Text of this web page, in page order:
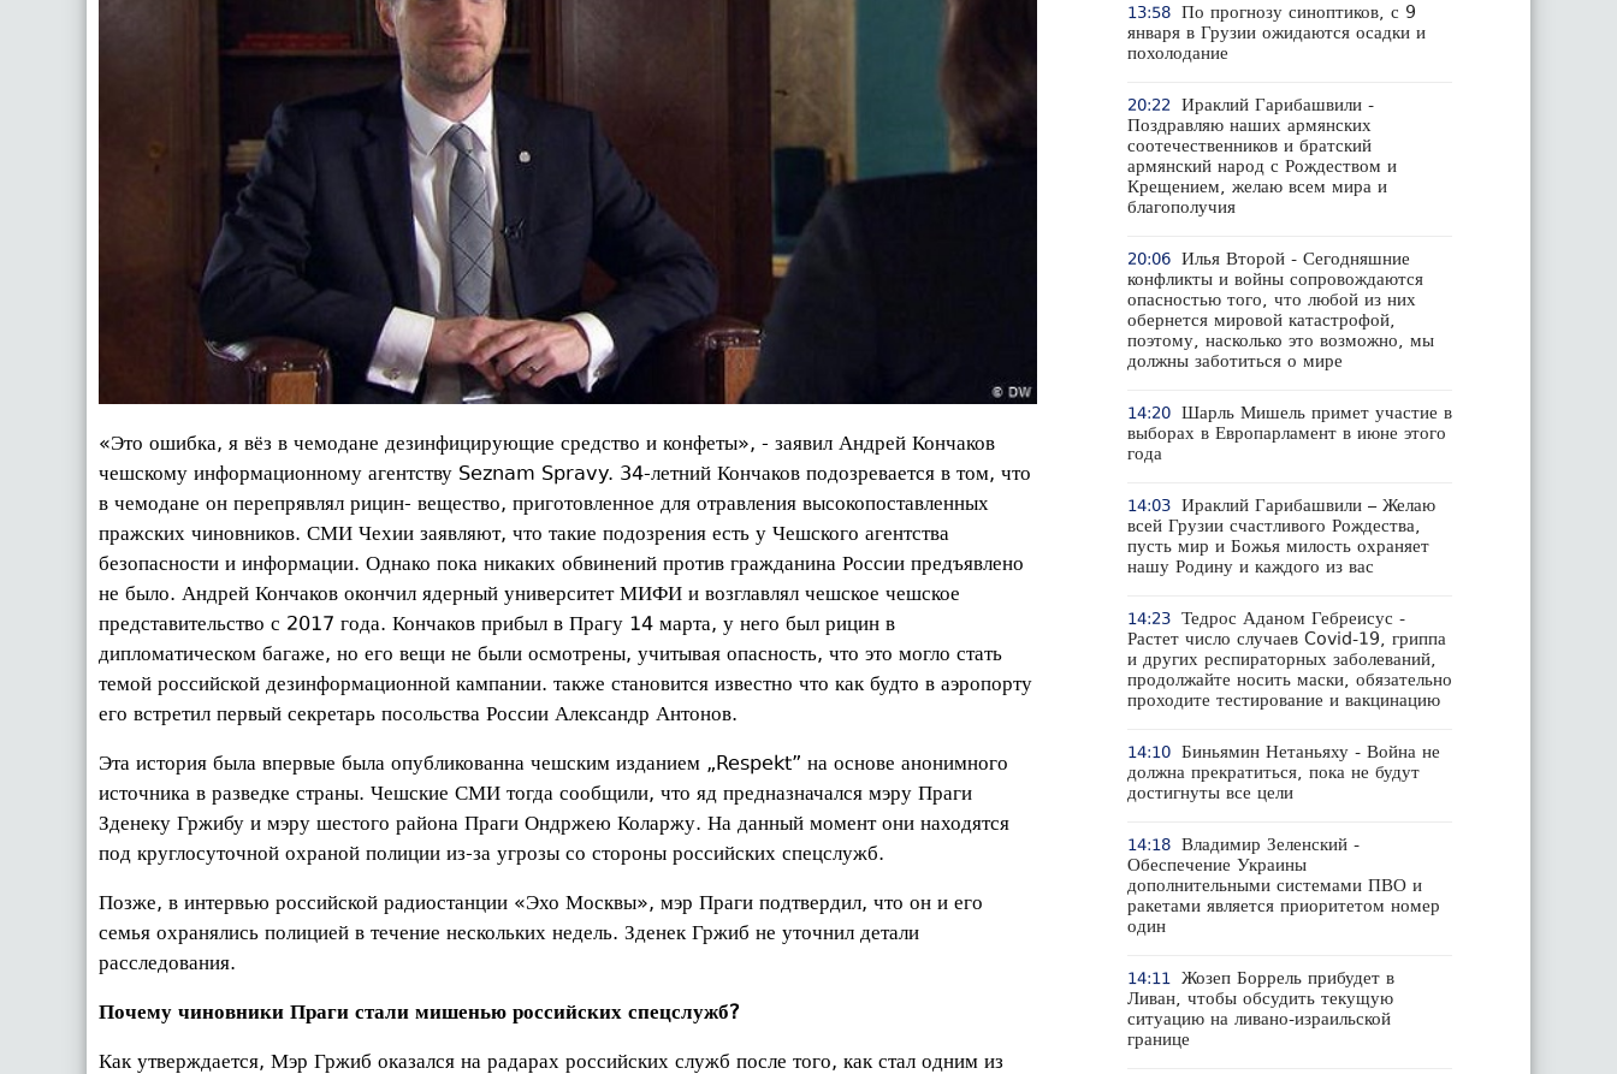
«Это ошибка, я вёз в чемодане дезинфицирующие средство и конфеты», - заявил Андрей Кончаков
чешскому информационному агентству Seznam Spravy. 34-летний Кончаков подозревается в том, что
в чемодане он перепрявлял рицин- вещество, приготовленное для отравления высокопоставленных
пражских чиновников. СМИ Чехии заявляют, что такие подозрения есть у Чешского агентства
безопасности и информации. Однако пока никаких обвинений против гражданина России предъявлено
не было. Андрей Кончаков окончил ядерный университет МИФИ и возглавлял чешское чешское
представительство с 2017 года. Кончаков прибыл в Прагу 14 марта, у него был рицин в
дипломатическом багаже, но его вещи не были осмотрены, учитывая опасность, что это могло стать
темой российской дезинформационной кампании. также становится известно что как будто в аэропорту
его встретил первый секретарь посольства России Александр Антонов.
Эта история была впервые была опубликованна чешским изданием „Respekt” на основе анонимного
источника в разведке страны. Чешские СМИ тогда сообщили, что яд предназначался мэру Праги
Зденеку Гржибу и мэру шестого района Праги Ондржею Коларжу. На данный момент они находятся
под круглосуточной охраной полиции из-за угрозы со стороны российских спецслужб.
Позже, в интервью российской радиостанции «Эхо Москвы», мэр Праги подтвердил, что он и его
семья охранялись полицией в течение нескольких недель. Зденек Гржиб не уточнил детали
расследования.
Почему чиновники Праги стали мишенью российских спецслужб?
Как утверждается, Мэр Гржиб оказался на радарах российских служб после того, как стал одним из
13:58 По прогнозу синоптиков, с 9
января в Грузии ожидаются осадки и
похолодание
20:22
Ираклий Гарибашвили -
Поздравляю наших армянских
соотечественников и братский
армянский народ с Рождеством и
Крещением, желаю всем мира и
благополучия
20:06 Илья Второй - Сегодняшние
конфликты и войны сопровождаются
опасностью того, что любой из них
обернется мировой катастрофой,
поэтому, насколько это возможно, мы
должны заботиться о мире
14:20 Шарль Мишель примет участие в
выборах в Европарламент в июне этого
года
14:03 Ираклий Гарибашвили – Желаю
всей Грузии счастливого Рождества,
пусть мир и Божья милость охраняет
нашу Родину и каждого из вас
14:23 Тедрос Аданом Гебреисус -
Растет число случаев Covid-19, гриппа
и других респираторных заболеваний,
продолжайте носить маски, обязательно
проходите тестирование и вакцинацию
14:10 Биньямин Нетаньяху - Война не
должна прекратиться, пока не будут
достигнуты все цели
14:18 Владимир Зеленский -
Обеспечение Украины
дополнительными системами ПВО и
ракетами является приоритетом номер
один
14:11
Жозеп Боррель прибудет в
Ливан, чтобы обсудить текущую
ситуацию на ливано-израильской
границе